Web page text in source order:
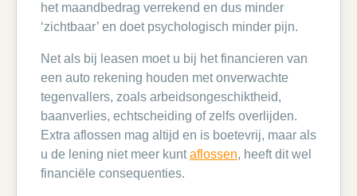
het maandbedrag verrekend en dus minder
‘zichtbaar’ en doet psychologisch minder pijn.
Net als bij leasen moet u bij het financieren van
een auto rekening houden met onverwachte
tegenvallers, zoals arbeidsongeschiktheid,
baanverlies, echtscheiding of zelfs overlijden.
Extra aflossen mag altijd en is boetevrij, maar als
u de lening niet meer kuntaflossen, heeft dit wel
financiële consequenties.